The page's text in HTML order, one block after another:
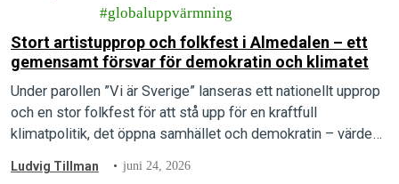
globaluppvärmning
Stort artistupprop och folkfest i Almedalen – ett
gemensamt försvar för demokratin och klimatet
Under parollen ”Vi är Sverige” lanseras ett nationellt upprop
och en stor folkfest för att stå upp för en kraftfull
klimatpolitik, det öppna samhället och demokratin – värden
Ludvig Tillman juni 24, 2026